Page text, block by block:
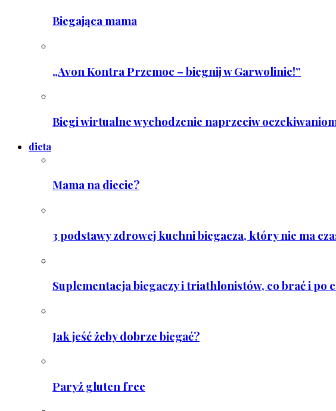
Biegająca mama
„Avon Kontra Przemoc – biegnij w Garwolinie!”
Biegi wirtualne wychodzenie naprzeciw
dieta
Mama na diecie?
3 podstawy zdrowej kuchni biegacza, który nie ma
Suplementacja biegaczy i triathlonistów, co brać i po
Jak jeść żeby dobrze biegać?
Paryż gluten free